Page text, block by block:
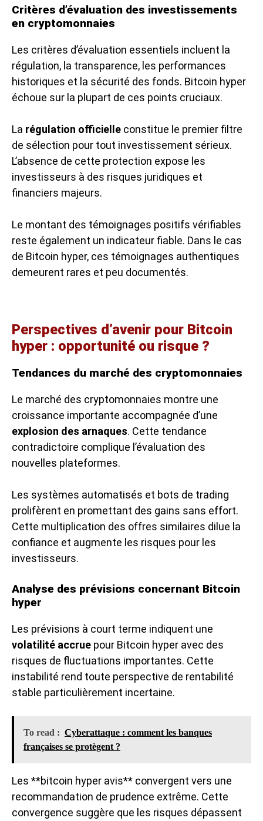
Critères d’évaluation des investissements
en cryptomonnaies
Les critères d’évaluation essentiels incluent la
régulation, la transparence, les performances
historiques et la sécurité des fonds. Bitcoin hyper
échoue sur la plupart de ces points cruciaux.
La régulation officielle constitue le premier filtre
de sélection pour tout investissement sérieux.
L’absence de cette protection expose les
investisseurs à des risques juridiques et
financiers majeurs.
Le montant des témoignages positifs vérifiables
reste également un indicateur fiable. Dans le cas
de Bitcoin hyper, ces témoignages authentiques
demeurent rares et peu documentés.
Perspectives d’avenir pour Bitcoin
hyper : opportunité ou risque ?
Tendances du marché des cryptomonnaies
Le marché des cryptomonnaies montre une
croissance importante accompagnée d’une
explosion des arnaques. Cette tendance
contradictoire complique l’évaluation des
nouvelles plateformes.
Les systèmes automatisés et bots de trading
prolifèrent en promettant des gains sans effort.
Cette multiplication des offres similaires dilue la
confiance et augmente les risques pour les
investisseurs.
Analyse des prévisions concernant Bitcoin
hyper
Les prévisions à court terme indiquent une
volatilité accrue pour Bitcoin hyper avec des
risques de fluctuations importantes. Cette
instabilité rend toute perspective de rentabilité
stable particulièrement incertaine.
To read : Cyberattaque : comment les banques
françaises se protègent ?
Les **bitcoin hyper avis** convergent vers une
recommandation de prudence extrême. Cette
convergence suggère que les risques dépassent